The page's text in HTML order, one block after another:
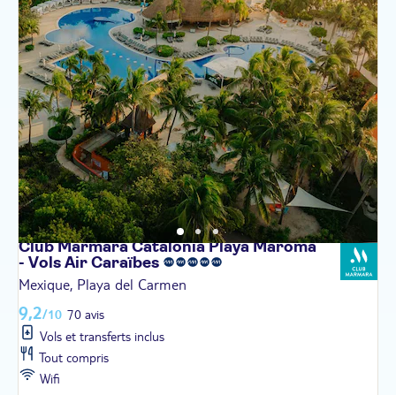
Club Marmara Catalonia Playa Maroma
- Vols Air Caraïbes
Mexique, Playa del Carmen
9,2/10 70 avis
Vols et transferts inclus
Tout compris
Wifi